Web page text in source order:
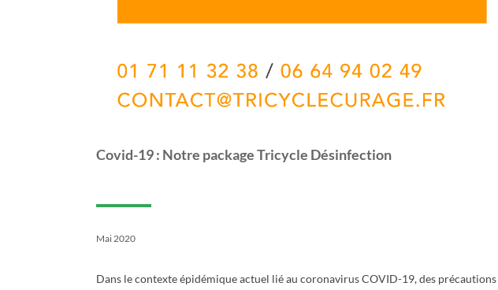
Covid-19 : Notre package Tricycle Désinfection
Mai 2020
Dans le contexte épidémique actuel lié au coronavirus COVID-19, des